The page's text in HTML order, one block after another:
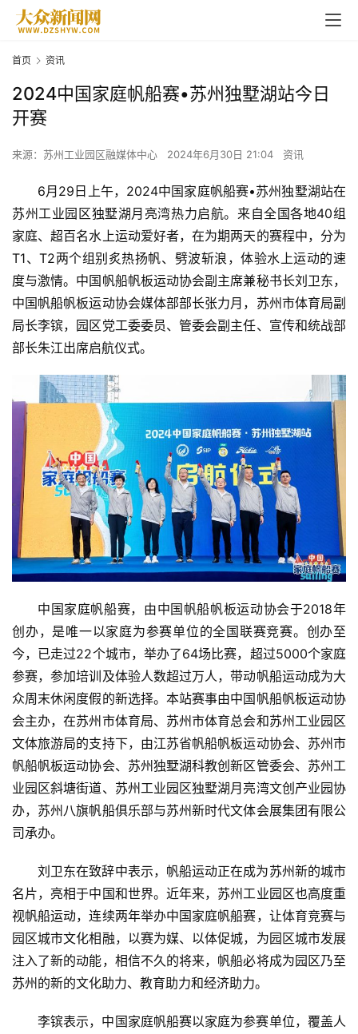
首页 资讯
2024中国家庭帆船赛•苏州独墅湖站今日
开赛
来源：苏州工业园区融媒体中心 2024年6月30日 21:04 资讯
6月29日上午，2024中国家庭帆船赛•苏州独墅湖站在
苏州工业园区独墅湖月亮湾热力启航。来自全国各地40组
家庭、超百名水上运动爱好者，在为期两天的赛程中，分为
T1、T2两个组别炙热扬帆、劈波斩浪，体验水上运动的速
度与激情。中国帆船帆板运动协会副主席兼秘书长刘卫东，
中国帆船帆板运动协会媒体部部长张力月，苏州市体育局副
局长李镔，园区党工委委员、管委会副主任、宣传和统战部
部长朱江出席启航仪式。
中国家庭帆船赛，由中国帆船帆板运动协会于2018年
创办，是唯一以家庭为参赛单位的全国联赛竞赛。创办至
今，已走过22个城市，举办了64场比赛，超过5000个家庭
参赛，参加培训及体验人数超过万人，带动帆船运动成为大
众周末休闲度假的新选择。本站赛事由中国帆船帆板运动协
会主办，在苏州市体育局、苏州市体育总会和苏州工业园区
文体旅游局的支持下，由江苏省帆船帆板运动协会、苏州市
帆船帆板运动协会、苏州独墅湖科教创新区管委会、苏州工
业园区斜塘街道、苏州工业园区独墅湖月亮湾文创产业园协
办，苏州八旗帆船俱乐部与苏州新时代文体会展集团有限公
司承办。
刘卫东在致辞中表示，帆船运动正在成为苏州新的城市
名片，亮相于中国和世界。近年来，苏州工业园区也高度重
视帆船运动，连续两年举办中国家庭帆船赛，让体育竞赛与
园区城市文化相融，以赛为媒、以体促城，为园区城市发展
注入了新的动能，相信不久的将来，帆船必将成为园区乃至
苏州的新的文化助力、教育助力和经济助力。
李镔表示，中国家庭帆船赛以家庭为参赛单位，覆盖人